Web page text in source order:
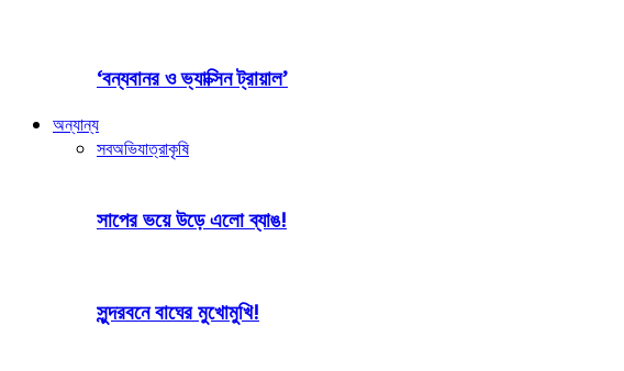
‘বন্যবানর ও ভ্যাক্সিন ট্রায়াল’
অন্যান্য
সবঅভিযাত্রাকৃষি
সাপের ভয়ে উড়ে এলো ব্যাঙ!
সুন্দরবনে বাঘের মুখোমুখি!